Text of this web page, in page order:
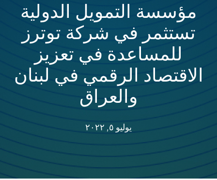
مؤسسة التمويل الدولية
تستثمر في شركة توترز
للمساعدة في تعزيز
الاقتصاد الرقمي في لبنان
والعراق
يوليو ٥, ٢٠٢٢